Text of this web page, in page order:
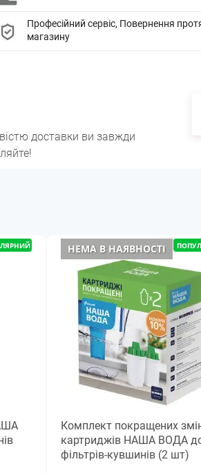
Професійний сервіс, Повернення
магазину
доставки ви завжди
НЕМА В НАЯВНОСТІ
Комплект покращених
картриджів НАША ВОДА
фільтрів-кувшинів (2 шт)